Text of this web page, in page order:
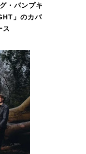
・パンプキ
」のカバ
ス